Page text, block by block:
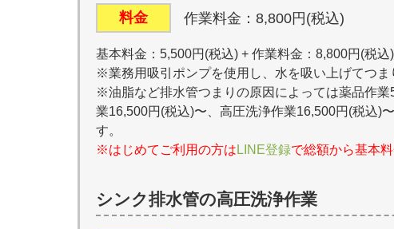
料金 作業料金：8,800円(税込)
基本料金：5,500円(税込) + 作業料金：8,800円(税込)
※業務用吸引ポンプを使用し、水を吸い上げてつま
※油脂など排水管つまりの原因によっては薬品作
業16,500円(税込)〜、高圧洗浄作業16,500円(税込)
す。
※はじめてご利用の方は LINE登録で総額から基本
シンク排水管の高圧洗浄作業